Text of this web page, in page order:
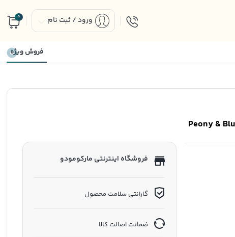
ورود / ثبت نام 0
فروش ویژه
فروشگاه اینترنتی مارکومودو
گارانتی سلامت محصول
ضمانت اصالت کالا